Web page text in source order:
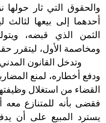
والحقوق التي ثار
أحدهما إلى بيعها
الثمن الذي قبضه،
ومخاصمة الأول، ليتقرر
وتدخل القانون
ودفع أخطاره، لمنع
القضاء من استغلال
فقضى بأنه للمتنازع
يسترد المبيع على أن